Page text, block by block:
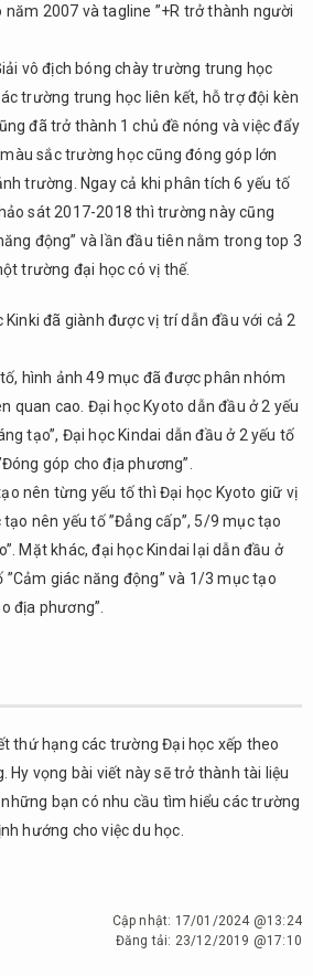
năm 2007 và tagline ”+R trở thành người
vô địch bóng chày trường trung học
trường trung học liên kết, hỗ trợ đội kèn
đã trở thành 1 chủ đề nóng và việc đẩy
sắc trường học cũng đóng góp lớn
trường. Ngay cả khi phân tích 6 yếu tố
sát 2017-2018 thì trường này cũng
động” và lần đầu tiên nằm trong top 3
trường đại học có vị thế.
đã giành được vị trí dẫn đầu với cả 2
hình ảnh 49 mục đã được phân nhóm
quan cao. Đại học Kyoto dẫn đầu ở 2 yếu
tạo”, Đại học Kindai dẫn đầu ở 2 yếu tố
góp cho địa phương”.
nên từng yếu tố thì Đại học Kyoto giữ vị
nên yếu tố ”Đẳng cấp”, 5/9 mục tạo
Mặt khác, đại học Kindai lại dẫn đầu ở
giác năng động” và 1/3 mục tạo
địa phương”.
thứ hạng các trường Đại học xếp theo
Hy vọng bài viết này sẽ trở thành tài liệu
bạn có nhu cầu tìm hiểu các trường
hướng cho việc du học.
Cập nhật: 17/01/2024 @13:24
Đăng tải: 23/12/2019 @17:10